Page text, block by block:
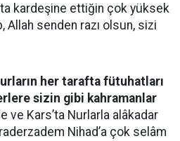
kardeşine ettiğin çok yüksek
Allah senden razı olsun, sizi
her tarafta fütuhatları
sizin gibi kahramanlar
ve Kars’ta Nurlarla alâkadar
Nihad’a çok selâm